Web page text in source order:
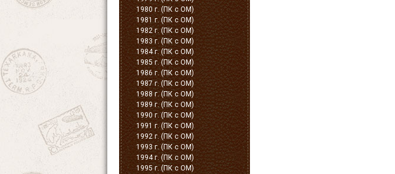
1980 г. (ПК с ОМ)
1981 г. (ПК с ОМ)
1982 г. (ПК с ОМ)
1983 г. (ПК с ОМ)
1984 г. (ПК с ОМ)
1985 г. (ПК с ОМ)
1986 г. (ПК с ОМ)
1987 г. (ПК с ОМ)
1988 г. (ПК с ОМ)
1989 г. (ПК с ОМ)
1990 г. (ПК с ОМ)
1991 г. (ПК с ОМ)
1992 г. (ПК с ОМ)
1993 г. (ПК с ОМ)
1994 г. (ПК с ОМ)
1995 г. (ПК с ОМ)